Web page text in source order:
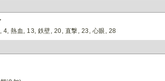
4, 熱血, 13, 鉄壁, 20, 直撃, 23, 心眼, 28